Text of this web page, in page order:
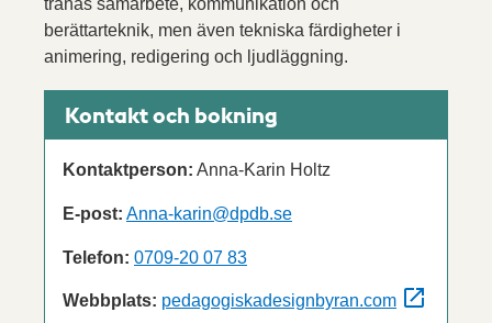
berättarteknik, men även tekniska färdigheter i
animering, redigering och ljudläggning.
Kontakt och bokning
Kontaktperson: Anna-Karin Holtz
E-post: Anna-karin@dpdb.se
Telefon: 0709-20 07 83
Webbplats: pedagogiskadesignbyran.com